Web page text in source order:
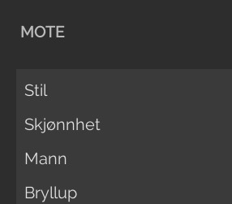
MOTE
Stil
Skjønnhet
Mann
Bryllup